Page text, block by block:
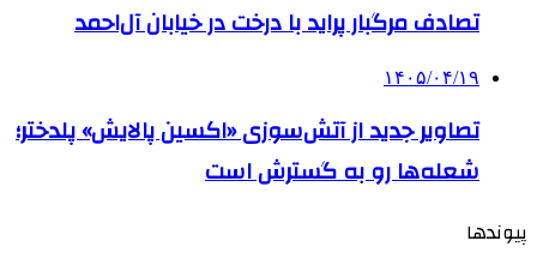
تصادف مرگبار پراید با درخت در خیابان آل‌احمد
۱۴۰۵/۰۴/۱۹
تصاویر جدید از آتش‌سوزی «اکسین پالایش» پلدختر؛
شعله‌ها رو به گسترش است
پیوندها